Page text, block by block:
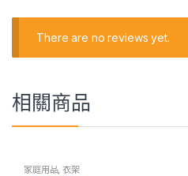
There are no reviews yet.
相關商品
家庭用品,衣架